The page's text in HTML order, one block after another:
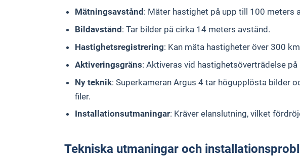
Mätningsavstånd : Mäter hastighet på upp till 100 meters
Bildavstånd : Tar bilder på cirka 14 meters avstånd.
Hastighetsregistrering: Kan mäta hastigheter över 300
Aktiveringsgräns: Aktiveras vid hastighetsöverträdelse
Ny teknik: Superkameran Argus 4 tar högupplösta bilder
filer.
Installationsutmaningar: Kräver elanslutning, vilket
Tekniska utmaningar och